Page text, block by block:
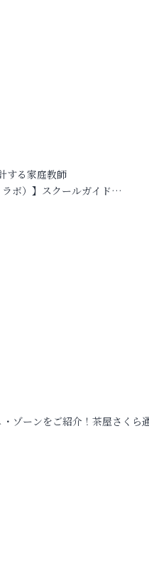
する家庭教師
ボ）】スクールガイド…
ゾーンをご紹介！茶屋さくら